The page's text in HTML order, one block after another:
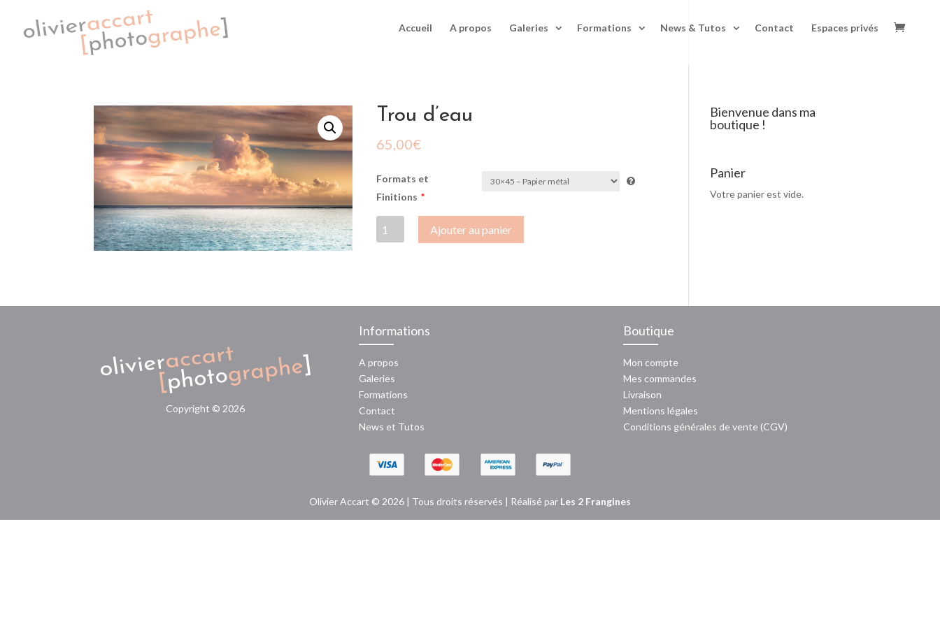
Accueil A propos Galeries Formations News & Tutos Contact Espaces privés
Trou d’eau
65,00€
Formats et
Finitions *
de
Ajouter au panier
Bienvenue dans ma
boutique !
Panier
Votre panier est vide.
Copyright © 2026
Informations
A propos
Galeries
Formations
Contact
News et Tutos
Boutique
Mon compte
Mes commandes
Livraison
Mentions légales
Conditions générales de vente (CGV)
Olivier Accart © 2026 | Tous droits réservés | Réalisé par Les 2 Frangines